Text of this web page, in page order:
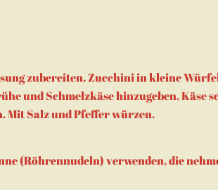
zubereiten. Zucchini in kleine
und Schmelzkäse hinzugeben, Käse
Mit Salz und Pfeffer würzen.
(Röhrennudeln) verwenden, die